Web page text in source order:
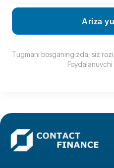
Ariza
Tugmani bosganingizda, siz
Foydalanuvchi